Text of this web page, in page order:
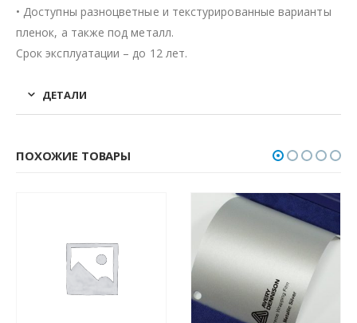
• Доступны разноцветные и текстурированные варианты
пленок, а также под металл.
Срок эксплуатации – до 12 лет.
ДЕТАЛИ
ПОХОЖИЕ ТОВАРЫ